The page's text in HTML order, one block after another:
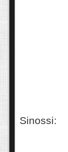
Sinossi: